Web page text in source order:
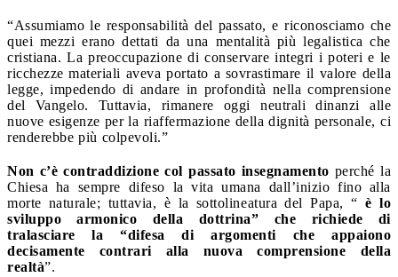
“Assumiamo le responsabilità del passato, e riconosciamo che
quei mezzi erano dettati da una mentalità più legalistica che
cristiana. La preoccupazione di conservare integri i poteri e le
ricchezze materiali aveva portato a sovrastimare il valore della
legge, impedendo di andare in profondità nella comprensione
del Vangelo. Tuttavia, rimanere oggi neutrali dinanzi alle
nuove esigenze per la riaffermazione della dignità personale, ci
renderebbe più colpevoli.”
Non c’è contraddizione col passato insegnamento perché la
Chiesa ha sempre difeso la vita umana dall’inizio fino alla
morte naturale; tuttavia, è la sottolineatura del Papa, “è lo
sviluppo armonico della dottrina” che richiede di
tralasciare la “difesa di argomenti che appaiono
decisamente contrari alla nuova comprensione della
realtà”.